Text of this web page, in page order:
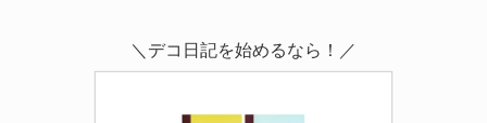
＼デコ日記を始めるなら！／